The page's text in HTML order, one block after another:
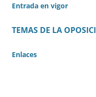
Entrada en vigor
TEMAS DE LA
Enlaces